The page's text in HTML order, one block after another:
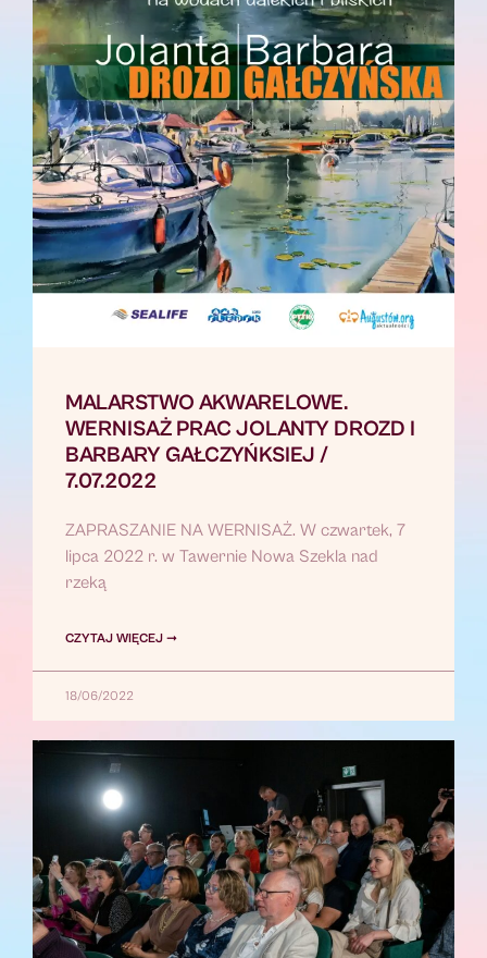
MALARSTWO AKWARELOWE.
WERNISAŻ PRAC JOLANTY DROZD I
BARBARY GAŁCZYŃKSIEJ /
7.07.2022
ZAPRASZANIE NA WERNISAŻ. W czwartek, 7
lipca 2022 r. w Tawernie Nowa Szekla nad
rzeką
CZYTAJ WIĘCEJ ➞
18/06/2022